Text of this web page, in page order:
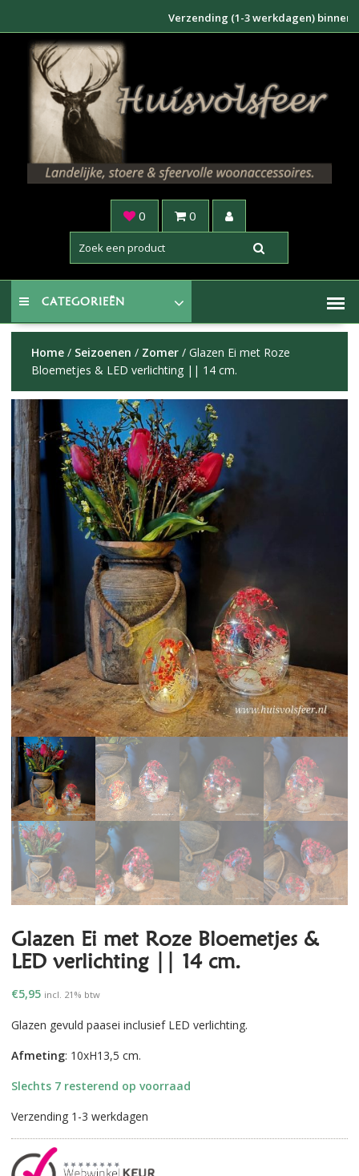
inhoud
Verzending (1-3 werkdagen) binnen NL
0 0
CATEGORIEËN
Home/ Seizoenen / Zomer/ Glazen Ei met Roze
Bloemetjes & LED verlichting || 14 cm.
Glazen Ei met Roze Bloemetjes &
LED verlichting || 14 cm.
€5,95 incl. 21% btw
Glazen gevuld paasei inclusief LED verlichting.
Afmeting: 10xH13,5 cm.
Slechts 7 resterend op voorraad
Verzending 1-3 werkdagen